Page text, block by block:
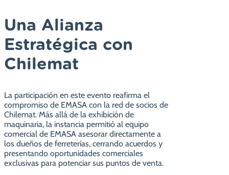
Una Alianza
Estratégica con
Chilemat
La participación en este evento reafirma el
compromiso de EMASA con la red de socios de
Chilemat. Más allá de la exhibición de
maquinaria, la instancia permitió al equipo
comercial de EMASA asesorar directamente a
los dueños de ferreterías, cerrando acuerdos y
presentando oportunidades comerciales
exclusivas para potenciar sus puntos de venta.